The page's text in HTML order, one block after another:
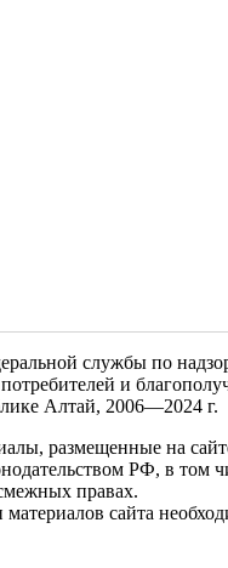
службы по
и
Алтай, 2006—2024 г.
размещенные на
РФ, в том
правах.
сайта